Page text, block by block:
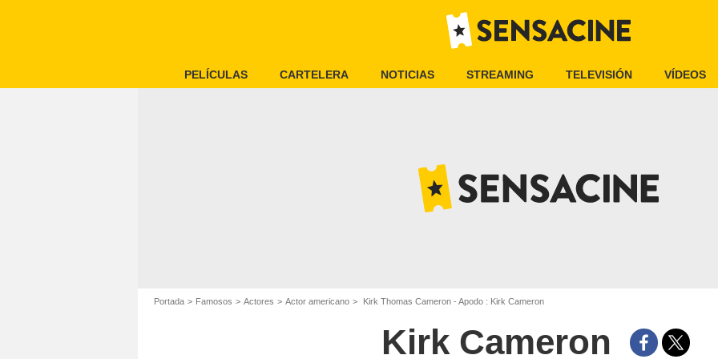
PELÍCULAS CARTELERA NOTICIAS STREAMING TELEVISIÓN VÍDEOS
Portada Famosos Actores Actor americano Kirk Thomas Cameron - Apodo : Kirk Cameron
Kirk Cameron